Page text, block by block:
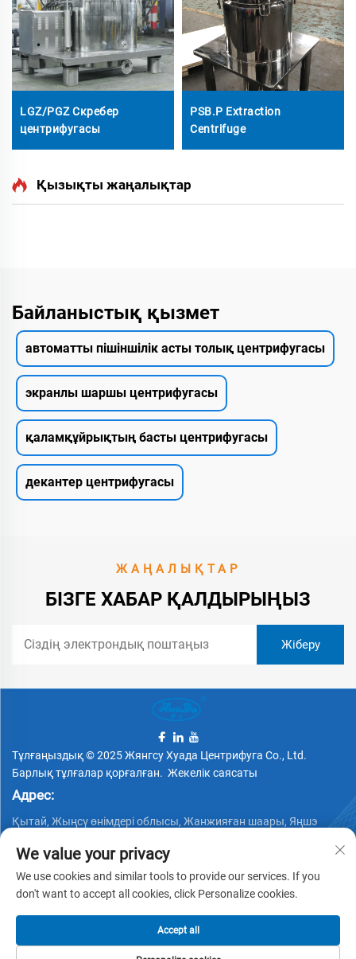
LGZ/PGZ Скребер
центрифугасы
PSB.P Extraction
Centrifuge
Қызықты жаңалықтар
Байланыстық қызмет
автоматты пішіншілік асты толық центрифугасы
экранлы шаршы центрифугасы
қаламқұйрықтың басты центрифугасы
декантер центрифугасы
ЖАҢАЛЫҚТАР
БІЗГЕ ХАБАР ҚАЛДЫРЫҢЫЗ
Тұлғаңыздық © 2025 Жянгсу Хуада Центрифуга Co., Ltd.
Барлық тұлғалар қорғалған. Жекелік саясаты
Адрес:
Қытай, Жыңсү өнімдері облысы, Жанжияған шаары, Яңшэ
Телефон:
+86 15162337620
Электрондық пошта:
[email protected]
We value your privacy
We use cookies and similar tools to provide our services. If you
don't want to accept all cookies, click Personalize cookies.
Accept all